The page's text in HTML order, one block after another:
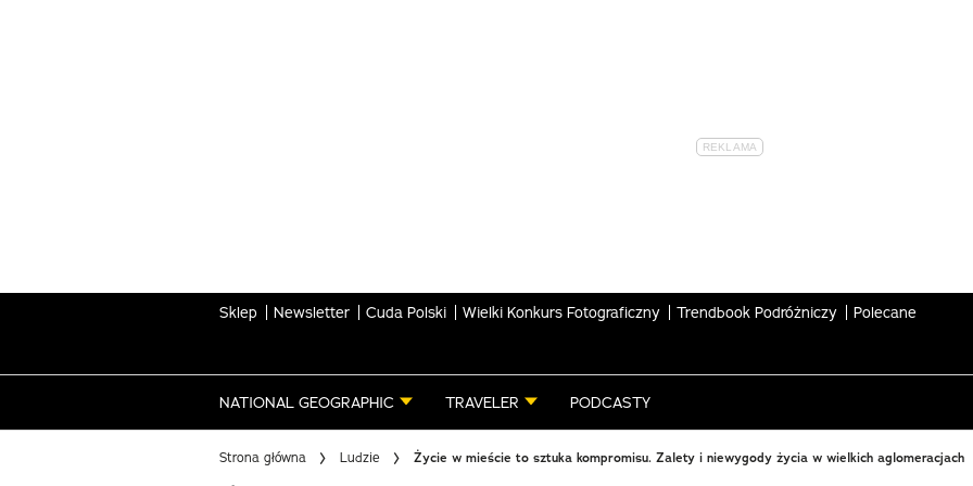
Sklep Newsletter Cuda Polski Wielki Konkurs Fotograficzny Trendbook Podróżniczy Polecane
NATIONAL GEOGRAPHIC TRAVELER PODCASTY
Strona główna Ludzie Życie w mieście to sztuka kompromisu. Zalety i niewygody życia w wielkich aglomeracjach